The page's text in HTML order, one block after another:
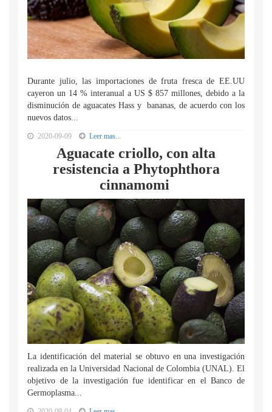
Durante julio, las importaciones de fruta fresca de EE.UU
cayeron un 14 % interanual a US $ 857 millones, debido a la
disminución de aguacates Hass y bananas, de acuerdo con los
nuevos datos...
2020-09-09 Leer mas...
Aguacate criollo, con alta
resistencia a Phytophthora
cinnamomi
La identificación del material se obtuvo en una investigación
realizada en la Universidad Nacional de Colombia (UNAL). El
objetivo de la investigación fue identificar en el Banco de
Germoplasma...